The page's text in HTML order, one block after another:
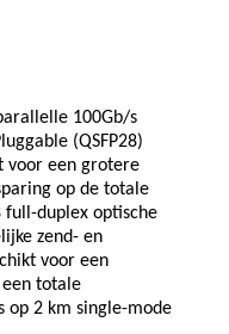
100Gb/s
(QSFP28)
voor een grotere
op de totale
full-duplex optische
zend- en
voor een
totale
op 2 km single-mode